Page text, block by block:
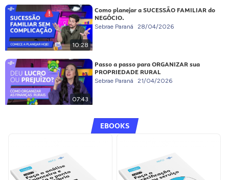
10:28
Como planejar a SUCESSÃO FAMILIAR do
NEGÓCIO.
Sebrae Paraná 28/04/2026
07:43
Passo a passo para ORGANIZAR sua
PROPRIEDADE RURAL
Sebrae Paraná 21/04/2026
EBOOKS